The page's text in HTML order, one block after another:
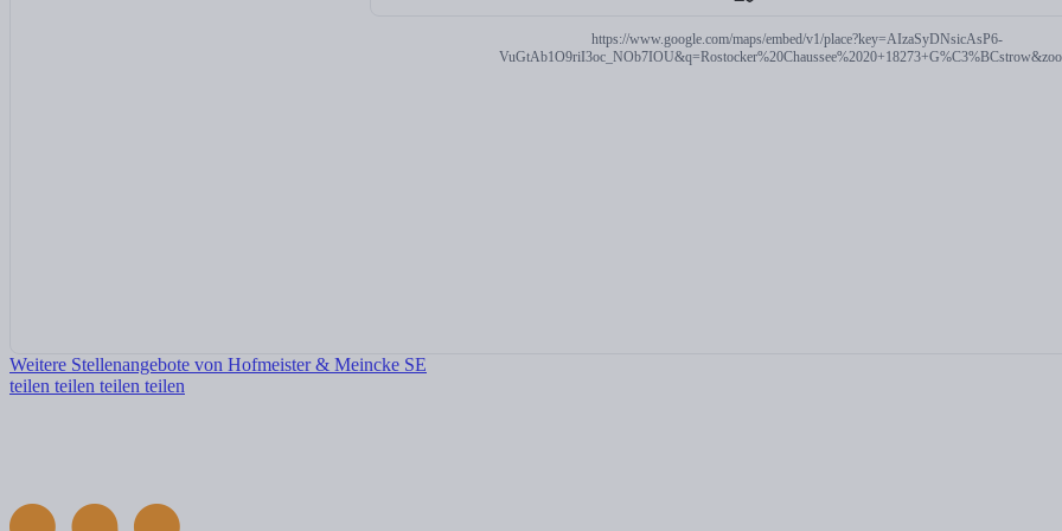
https://www.google.com/maps/embed/v1/place?key=AIzaSyDNsicAsP6-
Weitere Stellenangebote von Hofmeister & Meincke SE
teilen teilen teilen teilen